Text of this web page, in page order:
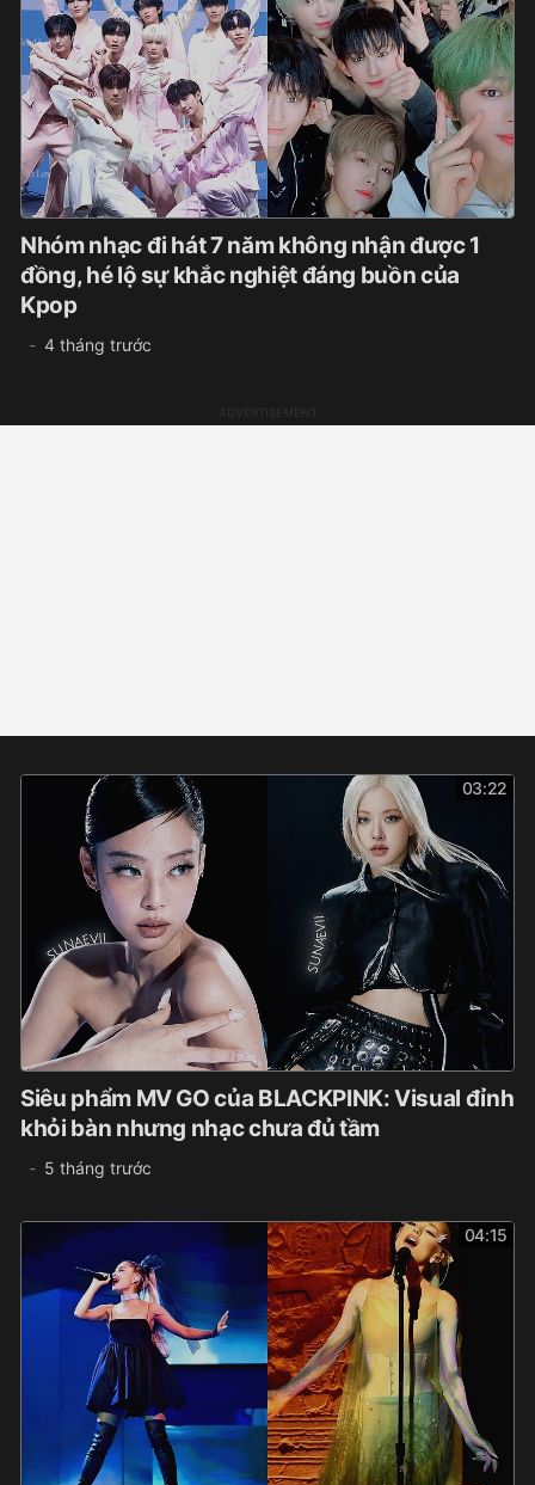
Nhóm nhạc đi hát 7 năm không nhận được 1
đồng, hé lộ sự khắc nghiệt đáng buồn của
Kpop
4 tháng trước
03:22
Siêu phẩm MV GO của BLACKPINK: Visual đỉnh
khỏi bàn nhưng nhạc chưa đủ tầm
5 tháng trước
04:15